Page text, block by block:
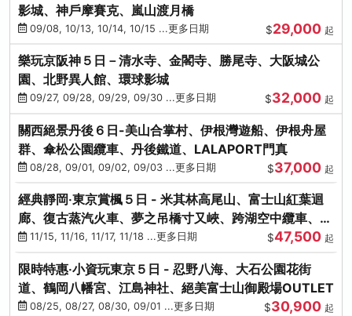
影城、神戶摩賽克、嵐山渡月橋
09/08, 10/13, 10/14, 10/15 ...更多日期 $29,000 起
樂玩京阪神５日－清水寺、金閣寺、勝尾寺、大阪城公
園、北野異人館、環球影城
09/27, 09/28, 09/29, 09/30 ...更多日期 $32,000 起
關西絕景丹後６日-美山合掌村、伊根灣遊船、伊根舟屋
群、傘松公園纜車、丹後鐵道、LALAPORT門真
08/28, 09/01, 09/02, 09/03 ...更多日期 $37,000 起
經典靜岡‧東京賞楓５日 - 米其林高尾山、富士山紅葉迴
廊、復古蒸汽火車、夢之吊橋寸又峽、跨湖空中纜車、抹
茶體驗、三溪園
11/15, 11/16, 11/17, 11/18 ...更多日期 $47,500 起
限時特惠‧小資玩東京５日 - 忍野八海、大石公園花街
道、鶴岡八幡宮、江島神社、絕美富士山御殿場OUTLET
08/25, 08/27, 08/30, 09/01 ...更多日期 $30,900 起